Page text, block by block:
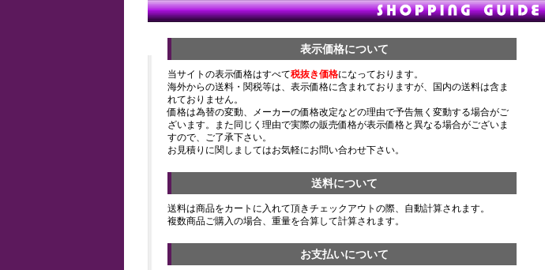
表示価格について
当サイトの表示価格はすべて税抜き価格になっております。
海外からの送料・関税等は、表示価格に含まれておりますが、国内の送料は含ま
れておりません。
価格は為替の変動、メーカーの価格改定などの理由で予告無く変動する場合がご
ざいます。また同じく理由で実際の販売価格が表示価格と異なる場合がございま
すので、ご了承下さい。
お見積りに関しましてはお気軽にお問い合わせ下さい。
送料について
送料は商品をカートに入れて頂きチェックアウトの際、自動計算されます。
複数商品ご購入の場合、重量を合算して計算されます。
お支払いについて